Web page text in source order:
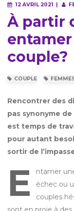
12 AVRIL 2021
À partir
couple?
COUPLE
Rencontrer des
pas synonyme
est temps de
pour autant
sortir de
E
ntamer
échec ou
couples